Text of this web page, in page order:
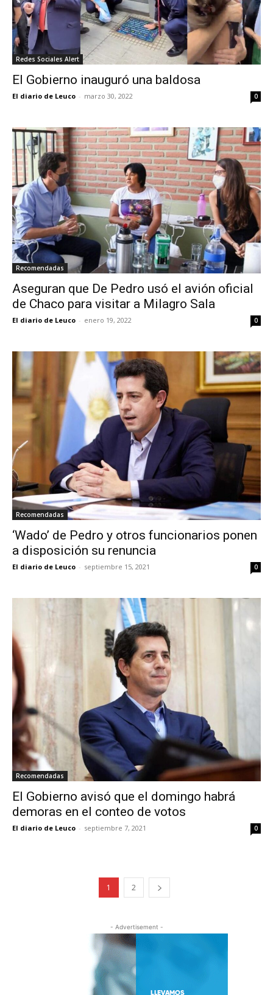
Redes Sociales Alert
El Gobierno inauguró una baldosa
El diario de Leuco - marzo 30, 2022 0
Recomendadas
Aseguran que De Pedro usó el avión oficial
de Chaco para visitar a Milagro Sala
El diario de Leuco - enero 19, 2022 0
Recomendadas
‘Wado’ de Pedro y otros funcionarios ponen
a disposición su renuncia
El diario de Leuco - septiembre 15, 2021 0
Recomendadas
El Gobierno avisó que el domingo habrá
demoras en el conteo de votos
El diario de Leuco - septiembre 7, 2021 0
1 2
- Advertisement -